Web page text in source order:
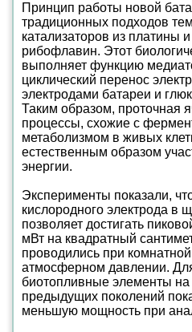
Принцип работы новой
традиционных подходов
катализаторов из платины
рибофлавин. Этот
выполняет функцию
циклический перенос
электродами батареи и
Таким образом, проточная
процессы, схожие с
метаболизмом в живых
естественным образом
энергии.
Эксперименты показали,
кислородного электрода в
позволяет достигать
мВт на квадратный
проводились при
атмосферном давлении.
биотопливные элементы на
предыдущих поколений
меньшую мощность при